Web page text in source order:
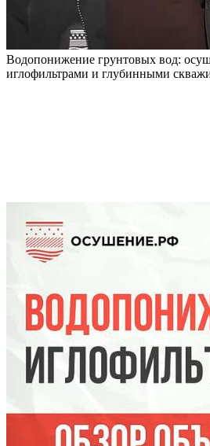
Водопонижение грунтовых вод:
иглофильтрами и глубинными